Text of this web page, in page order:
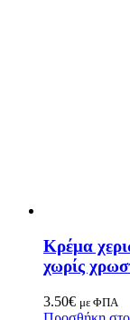
Κρέμα
χωρίς
3.50€ με ΦΠΑ